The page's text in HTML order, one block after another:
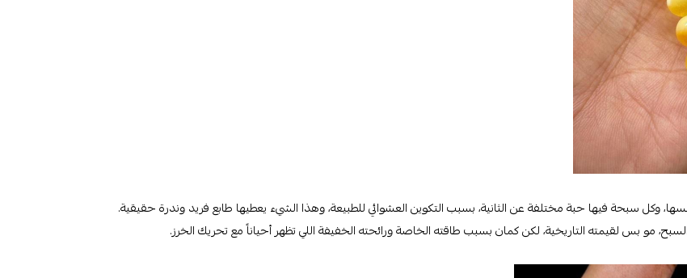
وكل سبحة فيها حبة مختلفة عن الثانية، بسبب التكوين العشوائي للطبيعة، وهذا الشيء يعطيها طابع فريد وندرة حقيقية.
مو بس لقيمته التاريخية، لكن كمان بسبب طاقته الخاصة ورائحته الخفيفة اللي تظهر أحياناً مع تحريك الخرز.